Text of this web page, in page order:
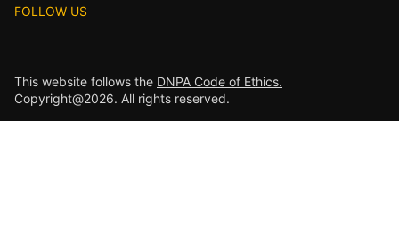
FOLLOW US
This website follows the DNPA Code of Ethics.
Copyright@2026. All rights reserved.